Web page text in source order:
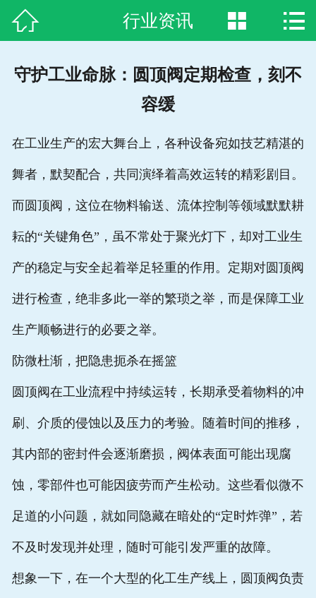
网站首页
生产装备
合作客户
荣誉资质
联系方式
 行业资讯  
守护工业命脉：圆顶阀定期检查，刻不
容缓
在工业生产的宏大舞台上，各种设备宛如技艺精湛的
舞者，默契配合，共同演绎着高效运转的精彩剧目。
而圆顶阀，这位在物料输送、流体控制等领域默默耕
耘的“关键角色”，虽不常处于聚光灯下，却对工业生
产的稳定与安全起着举足轻重的作用。定期对圆顶阀
进行检查，绝非多此一举的繁琐之举，而是保障工业
生产顺畅进行的必要之举。
防微杜渐，把隐患扼杀在摇篮
圆顶阀在工业流程中持续运转，长期承受着物料的冲
刷、介质的侵蚀以及压力的考验。随着时间的推移，
其内部的密封件会逐渐磨损，阀体表面可能出现腐
蚀，零部件也可能因疲劳而产生松动。这些看似微不
足道的小问题，就如同隐藏在暗处的“定时炸弹”，若
不及时发现并处理，随时可能引发严重的故障。
想象一下，在一个大型的化工生产线上，圆顶阀负责